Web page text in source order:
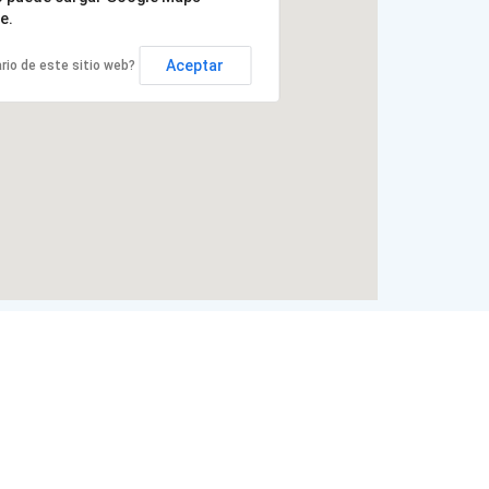
de este sitio web? Aceptar